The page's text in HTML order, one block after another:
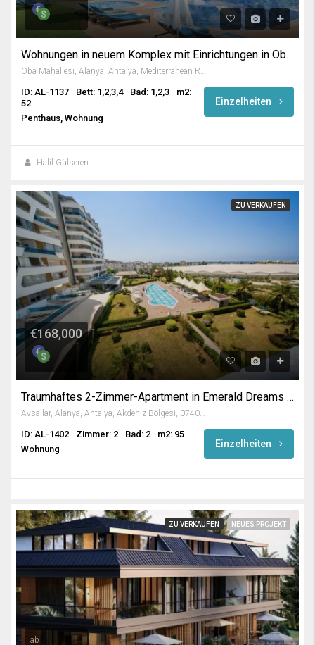
Wohnungen in neuem Komplex mit Einrichtungen in Oba Alanya
ID: AL-1137 Bett: 1,2,3,4 Bad: 1,2,3
m2:
52
Penthaus, Wohnung
Einzelheiten
Halil Gülseren
ZU VERKAUFEN
€168,000
Traumhaftes 2-Zimmer-Apartment in Emerald Dreams / Avsallar
Avsallar, Alanya, Antalya, Akdeniz Bölgesi, 07407, Türkiye
ID: AL-1402 Zimmer: 2 Bad: 2
m2: 95
Wohnung
Einzelheiten
ZU VERKAUFEN NEUES PROJEKT
ab